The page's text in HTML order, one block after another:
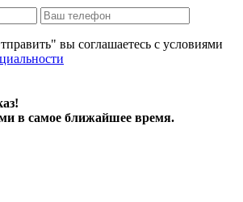
вы соглашаетесь с условиями
в самое ближайшее время.